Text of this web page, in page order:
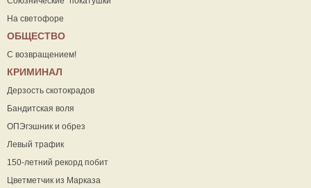
На светофоре
ОБЩЕСТВО
С возвращением!
КРИМИНАЛ
Дерзость скотокрадов
Бандитская воля
ОПЭгэшник и обрез
Левый трафик
150-летний рекорд побит
Цветметчик из Марказа